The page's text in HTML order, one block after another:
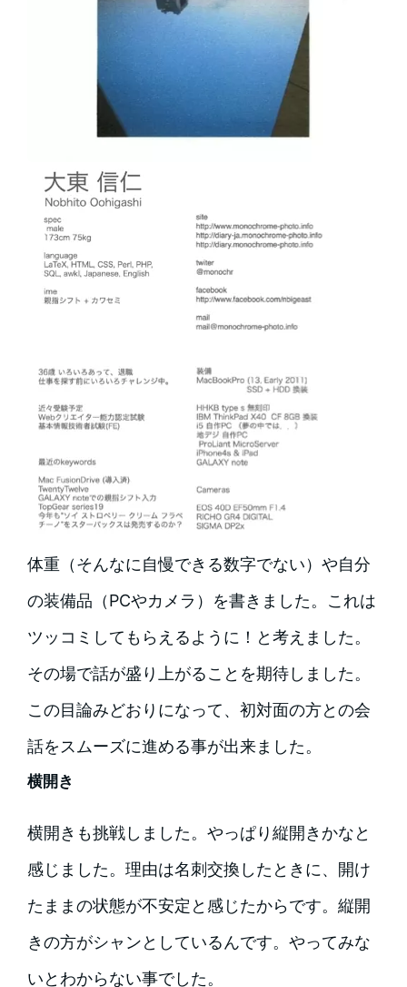
体重（そんなに自慢できる数字でない）や自分
の装備品（PCやカメラ）を書きました。これは
ツッコミしてもらえるように！と考えました。
その場で話が盛り上がることを期待しました。
この目論みどおりになって、初対面の方との会
話をスムーズに進める事が出来ました。
横開き
横開きも挑戦しました。やっぱり縦開きかなと
感じました。理由は名刺交換したときに、開け
たままの状態が不安定と感じたからです。縦開
きの方がシャンとしているんです。やってみな
いとわからない事でした。